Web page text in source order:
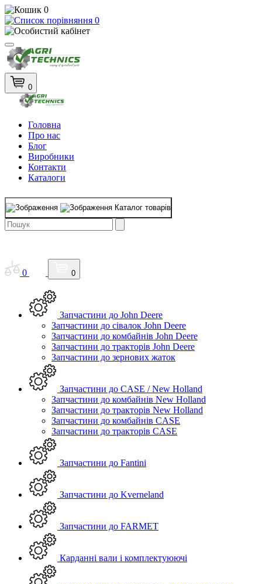
0
0
0
Головна
Про нас
Блог
Виробники
Контакти
Каталоги
Каталог товарів
0 0
Запчастини до John Deere
Запчастини до сівалок John Deere
Запчастини до комбайнів John Deere
Запчастини до тракторів John Deere
Запчастини до зернових жаток
Запчастини до CASE / New Holland
Запчастини до комбайнів New Holland
Запчастини до тракторів New Holland
Запчастини до комбайнів CASE
Запчастини до тракторів CASE
Запчастини до Fantini
Запчастини до Kverneland
Запчастини до FARMET
Карданні вали і комплектуюючі